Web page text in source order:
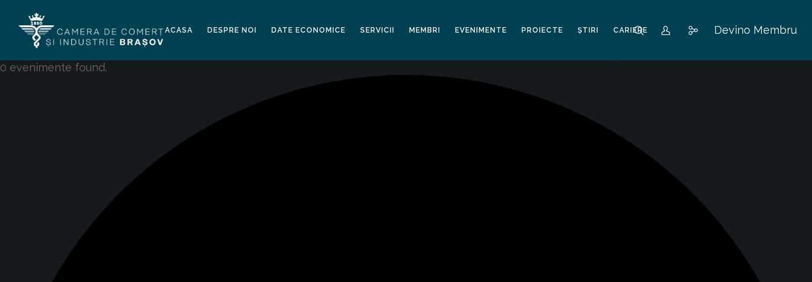
Devino Membru
ACASA DESPRE NOI DATE ECONOMICE SERVICII MEMBRI EVENIMENTE PROIECTE ȘTIRI CARIERE
0 evenimente found.